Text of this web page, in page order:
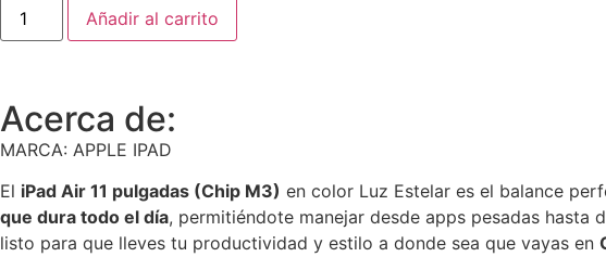
Añadir al carrito
Acerca de:
MARCA: APPLE IPAD
El iPad Air 11 pulgadas (Chip M3) en color Luz Estelar es el balance
que dura todo el día, permitiéndote manejar desde apps pesadas
listo para que lleves tu productividad y estilo a donde sea que vayas en